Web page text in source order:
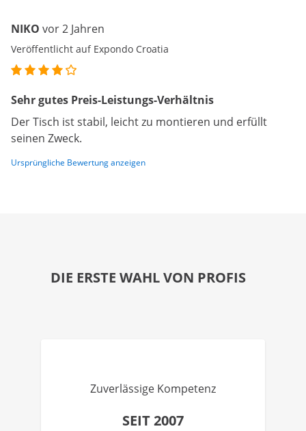
NIKO vor 2 Jahren
Veröffentlicht auf Expondo Croatia
Sehr gutes Preis-Leistungs-Verhältnis
Der Tisch ist stabil, leicht zu montieren und erfüllt
seinen Zweck.
Ursprüngliche Bewertung anzeigen
DIE ERSTE WAHL VON PROFIS
Zuverlässige Kompetenz
SEIT 2007